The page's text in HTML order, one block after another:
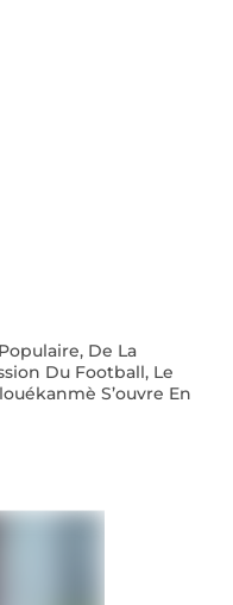
De La
Du Football, Le
S’ouvre En